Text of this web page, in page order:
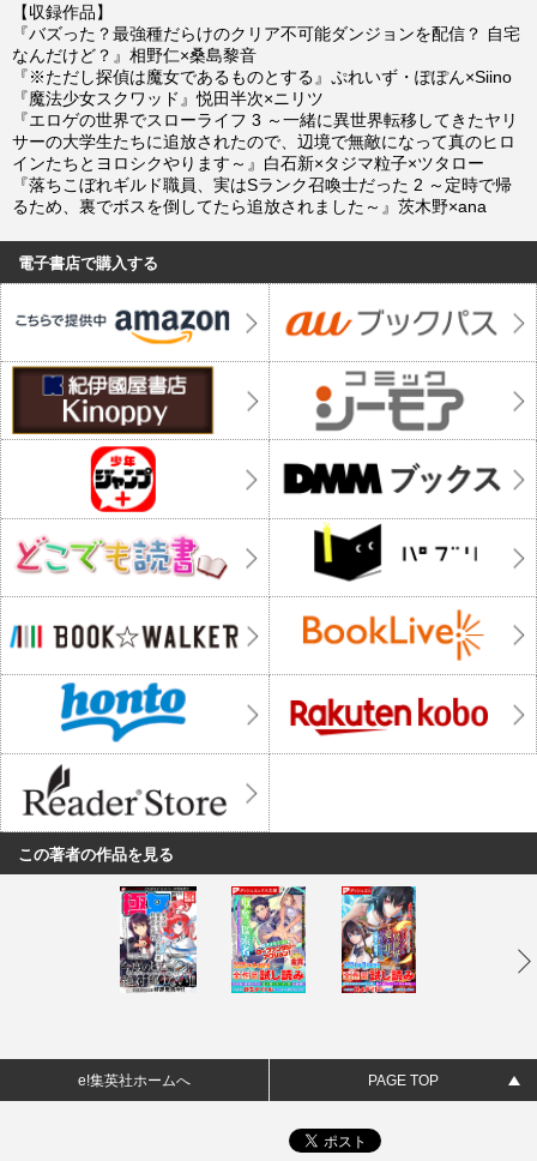
【収録作品】
『バズった？最強種だらけのクリア不可能ダンジョンを配信？ 自宅
なんだけど？』相野仁×桑島黎音
『※ただし探偵は魔女であるものとする』ぷれいず・ぽぽん×Siino
『魔法少女スクワッド』悦田半次×ニリツ
『エロゲの世界でスローライフ 3 ～一緒に異世界転移してきたヤリ
サーの大学生たちに追放されたので、辺境で無敵になって真のヒロ
インたちとヨロシクやります～』白石新×タジマ粒子×ツタロー
『落ちこぼれギルド職員、実はSランク召喚士だった 2 ～定時で帰
るため、裏でボスを倒してたら追放されました～』茨木野×ana
電子書店で購入する
この著者の作品を見る
e!集英社ホームへ PAGE TOP